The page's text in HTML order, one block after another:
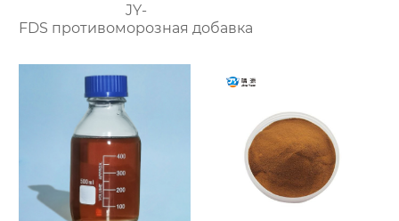
JY-
FDS противоморозная добавка